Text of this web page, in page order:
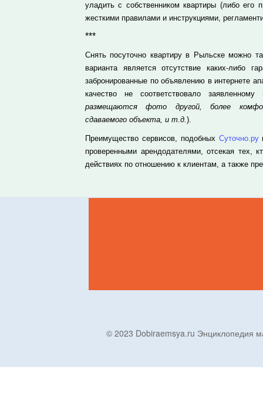
уладить с собственником квартиры (либо его
жесткими правилами и инструкциями,
***
Снять посуточно квартиру в Рыльске можно
варианта является отсутствие каких-либо
забронированные по объявлению в интернете
качество не соответствовало
размещаются фото другой, более
сдаваемого объекта, и т.д.).
Преимущество сервисов, подобных Суточно.ру
проверенными арендодателями, отсекая тех,
действиях по отношению к клиентам, а также
© 2023 Dobiraemsya.ru